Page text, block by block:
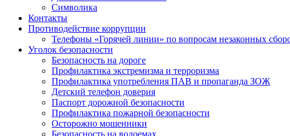
Символика
Контакты
Противодействие коррупции
Телефоны «Горячей линии» по вопросам незаконных
Уголок безопасности
Безопасность на дороге
Профилактика экстремизма и терроризма
Профилактика употребления ПАВ и пропаганда ЗОЖ
Детский телефон доверия
Паспорт дорожной безопасности
Профилактика пожарной безопасности
Осторожно мошенники
Безопасность на водоемах